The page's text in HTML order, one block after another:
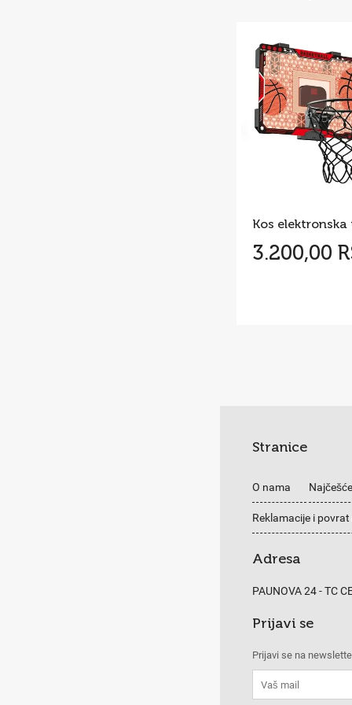
Kos elektronska
3.200,00
Stranice
O nama
Reklamacije i povrat
Adresa
PAUNOVA 24 - TC
Prijavi se
Prijavi se na